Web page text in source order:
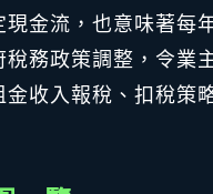
金流，也意味著每
務政策調整，令業
收入報稅、扣稅策